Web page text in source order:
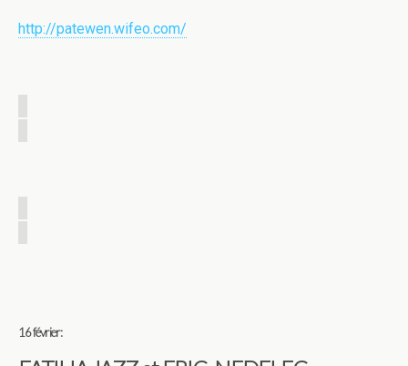
http://patewen.wifeo.com/
16 février: